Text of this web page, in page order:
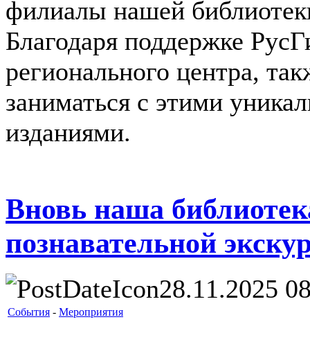
филиалы нашей
Благодаря поддержке
регионального центра,
заниматься с этими
изданиями.
Вновь наша
познавательной
28.11.2025
События - Мероприятия